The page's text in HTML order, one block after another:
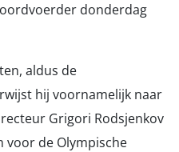
donderdag
aldus de
hij voornamelijk naar
Grigori Rodsjenkov
de Olympische